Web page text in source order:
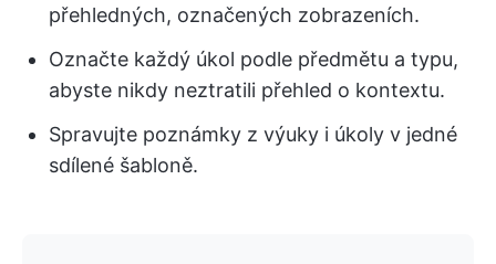
přehledných, označených zobrazeních.
Označte každý úkol podle předmětu a typu,
abyste nikdy neztratili přehled o kontextu.
Spravujte poznámky z výuky i úkoly v jedné
sdílené šabloně.